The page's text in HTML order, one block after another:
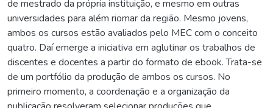
de mestrado da própria instituição, e mesmo em outras
universidades para além riomar da região. Mesmo jovens,
ambos os cursos estão avaliados pelo MEC com o conceito
quatro. Daí emerge a iniciativa em aglutinar os trabalhos de
discentes e docentes a partir do formato de ebook. Trata-se
de um portfólio da produção de ambos os cursos. No
primeiro momento, a coordenação e a organização da